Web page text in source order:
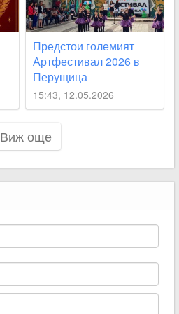
Предстои големият
Артфестивал 2026 в
Перущица
15:43, 12.05.2026
Виж още